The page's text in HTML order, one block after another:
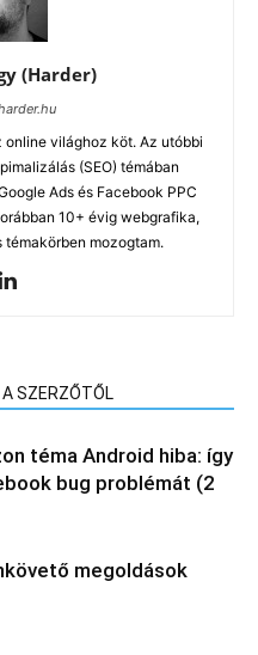
(Harder)
online világhoz köt. Az utóbbi
(SEO) témában
Ads és Facebook PPC
10+ évig webgrafika,
mozogtam.
SZERZŐTŐL
téma Android hiba: így
bug problémát (2
megoldások